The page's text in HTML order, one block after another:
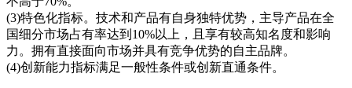
(3)特色化指标。技术和产品有自身独特优势，主导产品在全
国细分市场占有率达到10%以上，且享有较高知名度和影响
力。拥有直接面向市场并具有竞争优势的自主品牌。
(4)创新能力指标满足一般性条件或创新直通条件。